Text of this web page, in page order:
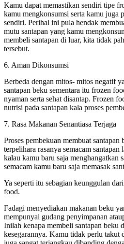
Kamu dapat memastikan sendiri tipe
kamu mengkonsumsi serta kamu juga
sendiri. Perihal ini pula hendak
mutu santapan yang kamu
membeli santapan di luar, kita tidak
tersebut.
6. Aman Dikonsumsi
Berbeda dengan mitos- mitos negatif
santapan beku sementara itu frozen
nyaman serta sehat disantap. Frozen
nutrisi pada santapan kala proses
7. Rasa Makanan Senantiasa Terjaga
Proses pembekuan membuat santapan
terpelihara rasanya semacam
kalau kamu baru saja menghangatkan
semacam kamu baru saja memasak
Ya seperti itu sebagian keunggulan
food.
Fadagi menyediakan makanan beku
mempunyai gudang penyimpanan
Inilah kenapa membeli santapan beku
kesegarannya. Kamu tidak perlu takut